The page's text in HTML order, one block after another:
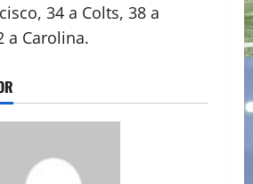
34 a Colts, 38 a
a Carolina.